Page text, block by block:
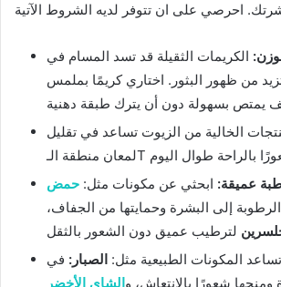
الكريمات الثقيلة قد تسد المسام في
من ظهور البثور. اختاري كريمًا بملمس
الخالية من الزيوت تساعد في تقليل
عميقة: ابحثي عن مكونات مثل: حمض
إلى البشرة وحمايتها من الجفاف،
تساعد المكونات الطبيعية مثل: الصبار: في
ومنحها شعورًا بالانتعاش، والشاي الأخضر